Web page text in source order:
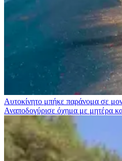
Αυτοκίνητο μπήκε παράνομα σε
Αναποδογύρισε όχημα με μητέρα